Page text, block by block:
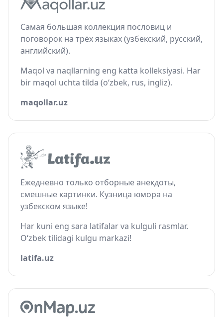
Самая большая коллекция пословиц и
поговорок на трёх языках (узбекский, русский,
английский).
Maqol va naqllarning eng katta kolleksiyasi. Har
bir maqol uchta tilda (o‘zbek, rus, ingliz).
maqollar.uz
Ежедневно только отборные анекдоты,
смешные картинки. Кузница юмора на
узбекском языке!
Har kuni eng sara latifalar va kulguli rasmlar.
O‘zbek tilidagi kulgu markazi!
latifa.uz